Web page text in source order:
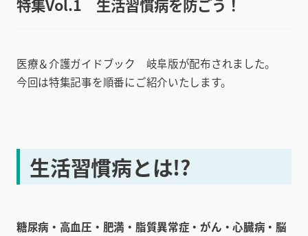
特集Vol.1 生活習慣病を防ごう！
医療＆介護ガイドブック 岐阜版が配布されました。
今回は特集記事を順番にご紹介いたします。
生活習慣病とは!?
糖尿病・高血圧・肥満・脂質異常症・がん・心臓病・脳